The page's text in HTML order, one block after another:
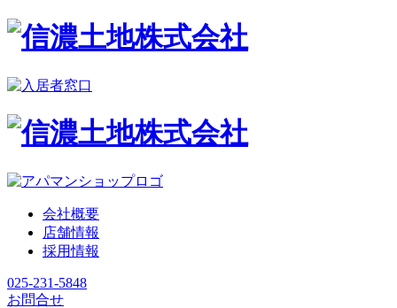
会社概要
店舗情報
採用情報
025-231-5848
お問合せ